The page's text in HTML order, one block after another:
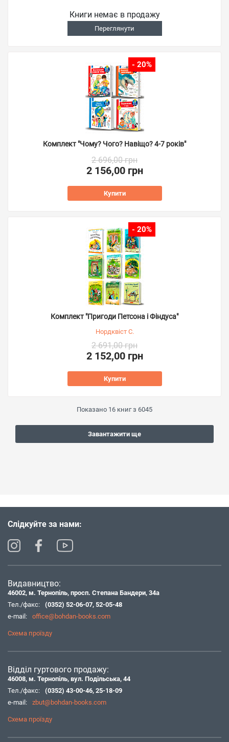
Книги немає в продажу
Переглянути
- 20%
Комплект "Чому? Чого? Навіщо? 4-7 років"
2 696,00 грн
2 156,00 грн
Купити
- 20%
Комплект "Пригоди Петсона і Фіндуса"
Нордквіст С.
2 691,00 грн
2 152,00 грн
Купити
Показано 16 книг з 6045
Завантажити ще
Слідкуйте за нами:
Видавництво:
46002, м. Тернопіль, просп. Степана Бандери, 34а
Тел./факс:
(0352) 52-06-07, 52-05-48
e-mail:
office@bohdan-books.com
Схема проїзду
Відділ гуртового продажу:
46008, м. Тернопіль, вул. Подільська, 44
Тел./факс:
(0352) 43-00-46, 25-18-09
e-mail:
zbut@bohdan-books.com
Схема проїзду